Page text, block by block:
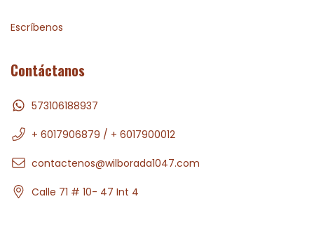
Escríbenos
Contáctanos
573106188937
+ 6017906879 / + 6017900012
contactenos@wilborada1047.com
Calle 71 # 10- 47 Int 4